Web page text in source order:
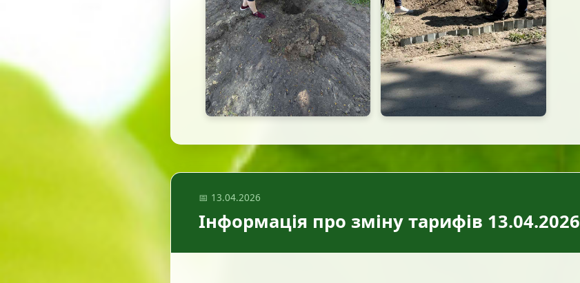
📅 13.04.2026
Інформація про зміну тарифів 13.04.2026